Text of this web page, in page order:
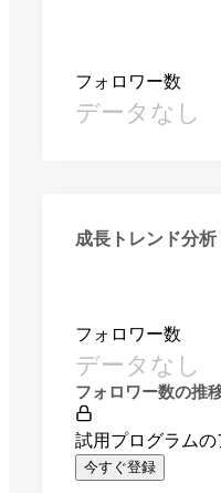
フォロワー数
データなし
成長トレンド分析
フォロワー数
データなし
フォロワー数の推
試用プログラムの
今すぐ登録